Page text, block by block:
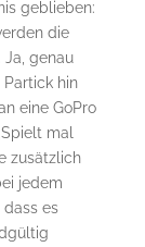
geblieben:
die
Ja, genau
hin
eine GoPro
mal
zusätzlich
jedem
es